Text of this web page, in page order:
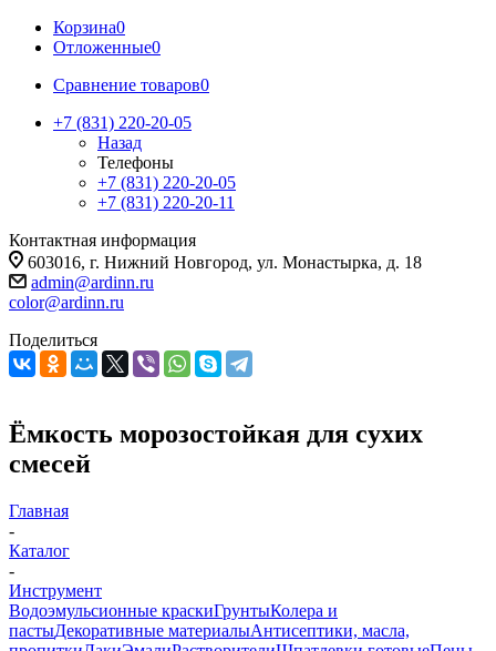
Корзина0
Отложенные0
Сравнение товаров0
+7 (831) 220-20-05
Назад
Телефоны
+7 (831) 220-20-05
+7 (831) 220-20-11
Контактная информация
603016, г. Нижний Новгород, ул. Монастырка, д. 18
admin@ardinn.ru
color@ardinn.ru
Поделиться
Ёмкость морозостойкая для сухих
смесей
Главная
-
Каталог
-
Инструмент
Водоэмульсионные краскиГрунтыКолера и
пастыДекоративные материалыАнтисептики, масла,